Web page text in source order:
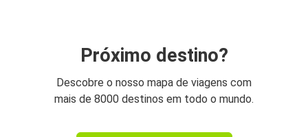
Próximo destino?
Descobre o nosso mapa de viagens com
mais de 8000 destinos em todo o mundo.